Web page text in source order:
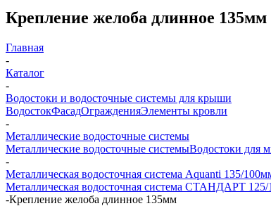
Крепление желоба длинное 135мм
Главная
-
Каталог
-
Водостоки и водосточные системы для крыши
ВодостокФасадОгражденияЭлементы кровли
-
Металлические водосточные системы
Металлические водосточные системыВодостоки для
-
Металлическая водосточная система Aquanti 135/
Металлическая водосточная система СТАНДАРТ
-Крепление желоба длинное 135мм